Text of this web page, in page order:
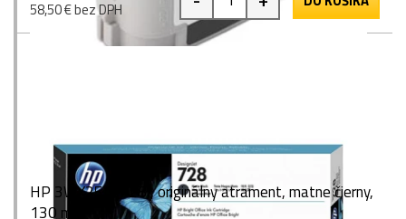
58,50 € bez DPH
HP 3WX25A (728), originálny atrament, matne čierny,
130 ml